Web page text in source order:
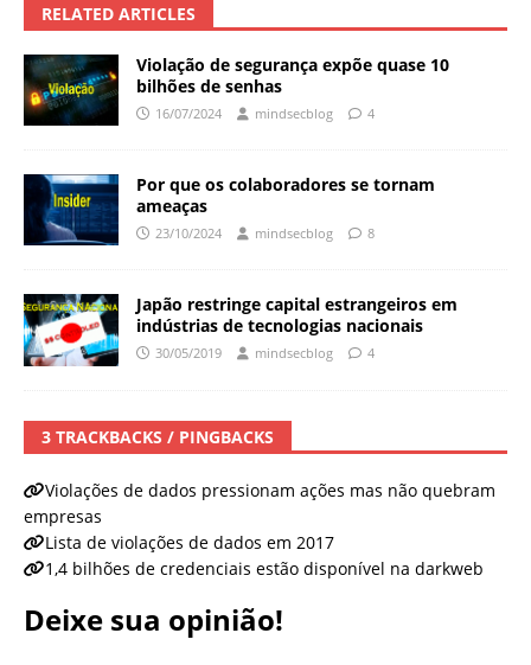
RELATED ARTICLES
Violação de segurança expõe quase 10
bilhões de senhas
16/07/2024 mindsecblog 4
Por que os colaboradores se tornam
ameaças
23/10/2024 mindsecblog 8
Japão restringe capital estrangeiros em
indústrias de tecnologias nacionais
30/05/2019 mindsecblog 4
3 TRACKBACKS / PINGBACKS
Violações de dados pressionam ações mas não quebram
empresas
Lista de violações de dados em 2017
1,4 bilhões de credenciais estão disponível na darkweb
Deixe sua opinião!